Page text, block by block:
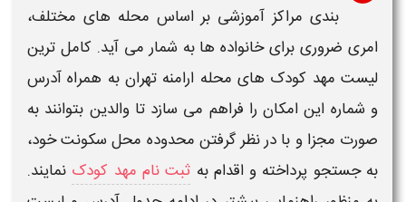
بندی مراکز آموزشی بر اساس محله های مختلف،
امری ضروری برای خانواده ها به شمار می آید.کامل ترین
لیست مهد کودک های محله ارامنه تهران به همراه آدرس
و شمارهاین امکان را فراهم می سازد تا والدین بتوانند به
صورت مجزا و با در نظر گرفتن محدوده محل سکونت خود،
به جستجو پرداخته و اقدام به ثبت نام مهد کودکنمایند.